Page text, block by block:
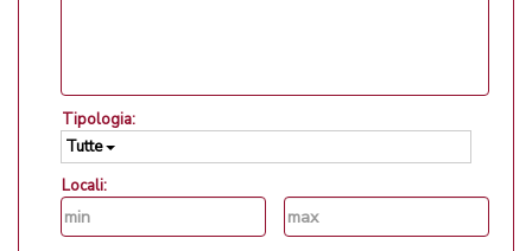
Tipologia:
Tutte
Locali: